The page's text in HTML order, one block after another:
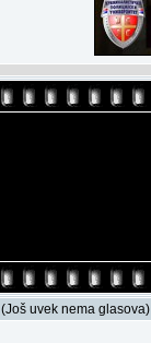
(Još uvek nema glasova)